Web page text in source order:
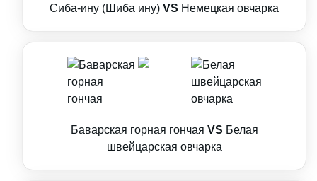
Сиба-ину (Шиба ину) VS Немецкая овчарка
Баварская горная гончая VS Белая
швейцарская овчарка